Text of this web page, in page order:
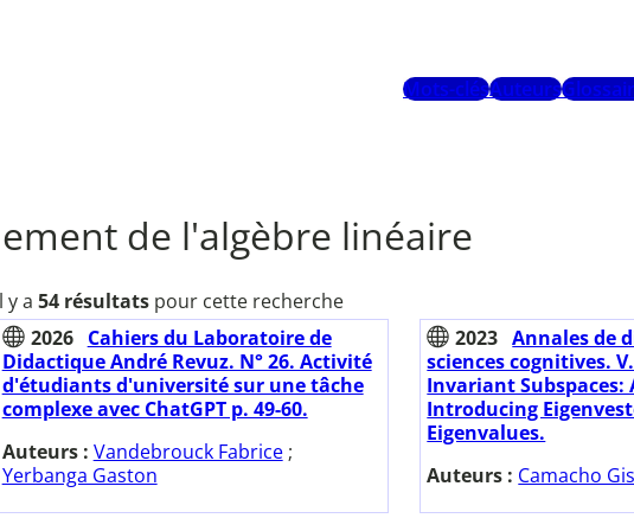
Mots-clésAuteurs
de l'algèbre linéaire
y a 54 résultatspour cette recherche
2026
Cahiers du Laboratoire de
Didactique André Revuz. N° 26. Activité
d'étudiants d'université sur une tâche
complexe avec ChatGPT p. 49-60.
Auteurs : Vandebrouck Fabrice;
Yerbanga Gaston
2023 Annales de
sciences cognitives.
Invariant
Introducing
Eigenvalues.
Auteurs : Camacho